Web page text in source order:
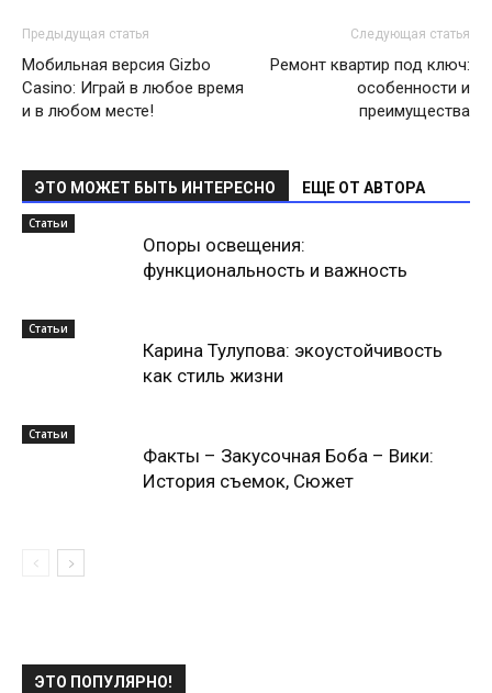
Предыдущая статья
Мобильная версия Gizbo
Casino: Играй в любое время
и в любом месте!
Следующая статья
Ремонт квартир под ключ:
особенности и
преимущества
ЭТО МОЖЕТ БЫТЬ ИНТЕРЕСНО ЕЩЕ ОТ АВТОРА
Статьи
Опоры освещения:
функциональность и важность
Статьи
Карина Тулупова: экоустойчивость
как стиль жизни
Статьи
Факты – Закусочная Боба – Вики:
История съемок, Сюжет
ЭТО ПОПУЛЯРНО!